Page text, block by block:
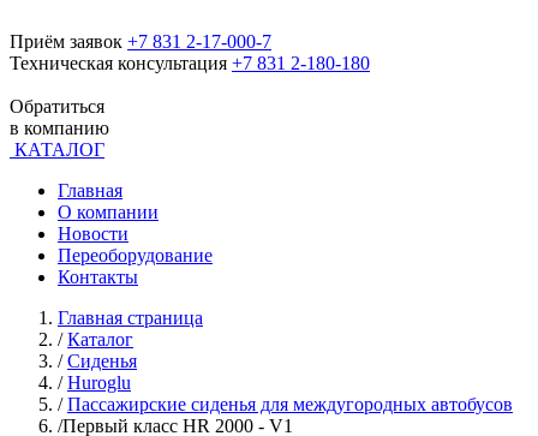
Приём заявок +7 831 2-17-000-7
Техническая консультация +7 831 2-180-180
Обратиться
в компанию
КАТАЛОГ
Главная
О компании
Новости
Переоборудование
Контакты
Главная страница
/ Каталог
/ Сиденья
/ Huroglu
/ Пассажирские сиденья для междугородных автобусов
/Первый класс HR 2000 - V1